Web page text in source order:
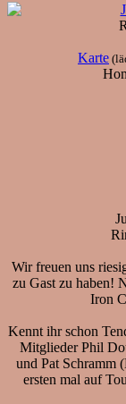
Karte
Wir freuen uns
zu Gast zu haben!
Iron
Kennt ihr schon
Mitglieder Phil
und Pat Schramm
ersten mal auf